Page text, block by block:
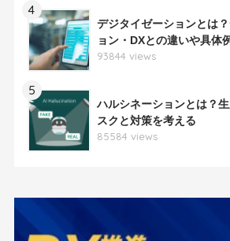
4
デジタイゼーションとは
ョン・DXとの違いや具体
93844 views
5
ハルシネーションとは？
スクと対策を考える
85584 views